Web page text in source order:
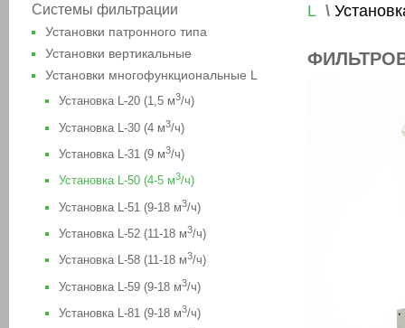
Системы фильтрации
Установки патронного типа
Установки вертикальные
Установки многофункциональные L
Установка L-20 (1,5 м3/ч)
Установка L-30 (4 м3/ч)
Установка L-31 (9 м3/ч)
Установка L-50 (4-5 м3/ч)
Установка L-51 (9-18 м3/ч)
Установка L-52 (11-18 м3/ч)
Установка L-58 (11-18 м3/ч)
Установка L-59 (9-18 м3/ч)
Установка L-81 (9-18 м3/ч)
L \